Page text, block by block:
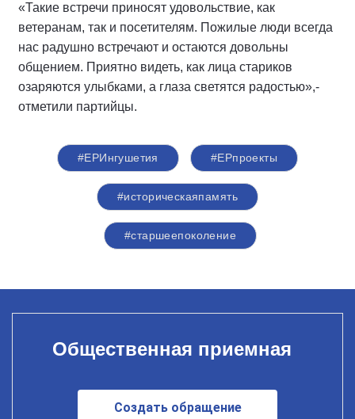
«Такие встречи приносят удовольствие, как
ветеранам, так и посетителям. Пожилые люди всегда
нас радушно встречают и остаются довольны
общением. Приятно видеть, как лица стариков
озаряются улыбками, а глаза светятся радостью»,-
отметили партийцы.
#ЕРИнгушетия #ЕРпроекты
#историческаяпамять
#старшеепоколение
Общественная приемная
Создать обращение